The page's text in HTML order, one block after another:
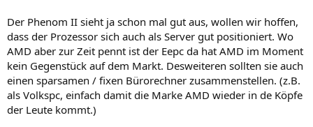
Der Phenom II sieht ja schon mal gut aus, wollen wir hoffen,
dass der Prozessor sich auch als Server gut positioniert. Wo
AMD aber zur Zeit pennt ist der Eepc da hat AMD im Moment
kein Gegenstück auf dem Markt. Desweiteren sollten sie auch
einen sparsamen / fixen Bürorechner zusammenstellen. (z.B.
als Volkspc, einfach damit die Marke AMD wieder in de Köpfe
der Leute kommt.)